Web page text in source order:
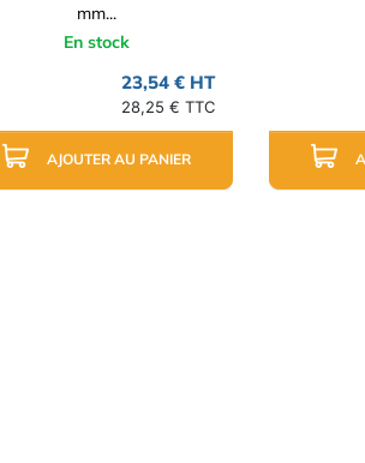
mm...
En stock
23,54 € HT
28,25 € TTC
AJOUTER AU PANIER